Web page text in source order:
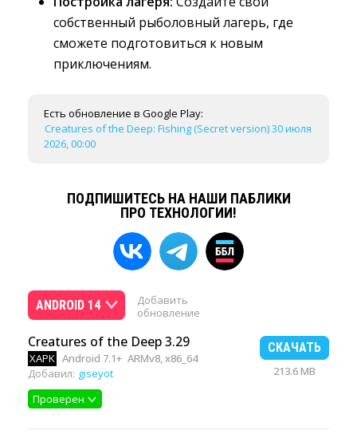
собственный рыболовный лагерь, где
сможете подготовиться к новым
приключениям.
Есть обновление в Google Play:
Creatures of the Deep: Fishing (Secret version) 30 июля
2026, 00:00
ПОДПИШИТЕСЬ НА НАШИ ПАБЛИКИ
ПРО ТЕХНОЛОГИИ!
ANDROID 14
Добавить
обновление
Creatures of the Deep 3.29
XAPK Android 7.1+ ARMv8, x86_64
Добавил: giseyot
Проверен
СКАЧАТЬ
213.6 MB